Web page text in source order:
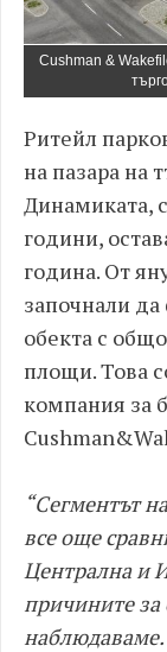
Cushman &
Ритейл
на пазара на
Динамиката,
години,
година. От
започнали
обекта с
площи. Това
компания за
“Сегментът
все още
Централна и
причините